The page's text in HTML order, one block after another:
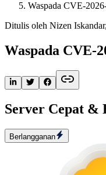
Waspada CVE-
Ditulis oleh Nizen Iskandar,
Waspada CVE-
Server Cepat &
Berlangganan